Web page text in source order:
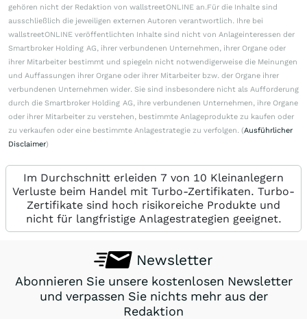
gehören nicht der Redaktion von wallstreetONLINE an.Für die Inhalte sind
ausschließlich die jeweiligen externen Autoren verantwortlich. Ihre bei
wallstreetONLINE veröffentlichten Inhalte sind nicht von Anlageinteressen der
Smartbroker Holding AG, ihrer verbundenen Unternehmen, ihrer Organe oder
ihrer Mitarbeiter bestimmt und spiegeln nicht notwendigerweise die Meinungen
und Auffassungen ihrer Organe oder ihrer Mitarbeiter bzw. der Organe ihrer
verbundenen Unternehmen wider. Sie sind insbesondere nicht als Aufforderung
durch die Smartbroker Holding AG, ihre verbundenen Unternehmen, ihre Organe
oder ihrer Mitarbeiter zu verstehen, bestimmte Anlageprodukte zu kaufen oder
zu verkaufen oder eine bestimmte Anlagestrategie zu verfolgen. (Ausführlicher
Disclaimer)
Im Durchschnitt erleiden 7 von 10 Kleinanlegern
Verluste beim Handel mit Turbo-Zertifikaten. Turbo-
Zertifikate sind hoch risikoreiche Produkte und
nicht für langfristige Anlagestrategien geeignet.
Newsletter
Abonnieren Sie unsere kostenlosen Newsletter
und verpassen Sie nichts mehr aus der
Redaktion